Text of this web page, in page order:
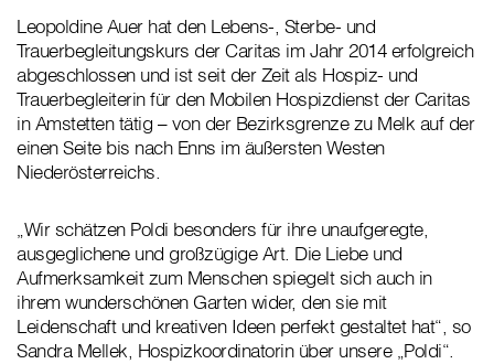
Leopoldine Auer hat den Lebens-, Sterbe- und
Trauerbegleitungskurs der Caritas im Jahr 2014 erfolgreich
abgeschlossen und ist seit der Zeit als Hospiz- und
Trauerbegleiterin für den Mobilen Hospizdienst der Caritas
in Amstetten tätig – von der Bezirksgrenze zu Melk auf der
einen Seite bis nach Enns im äußersten Westen
Niederösterreichs.
„Wir schätzen Poldi besonders für ihre unaufgeregte,
ausgeglichene und großzügige Art. Die Liebe und
Aufmerksamkeit zum Menschen spiegelt sich auch in
ihrem wunderschönen Garten wider, den sie mit
Leidenschaft und kreativen Ideen perfekt gestaltet hat“, so
Sandra Mellek, Hospizkoordinatorin über unsere „Poldi“.